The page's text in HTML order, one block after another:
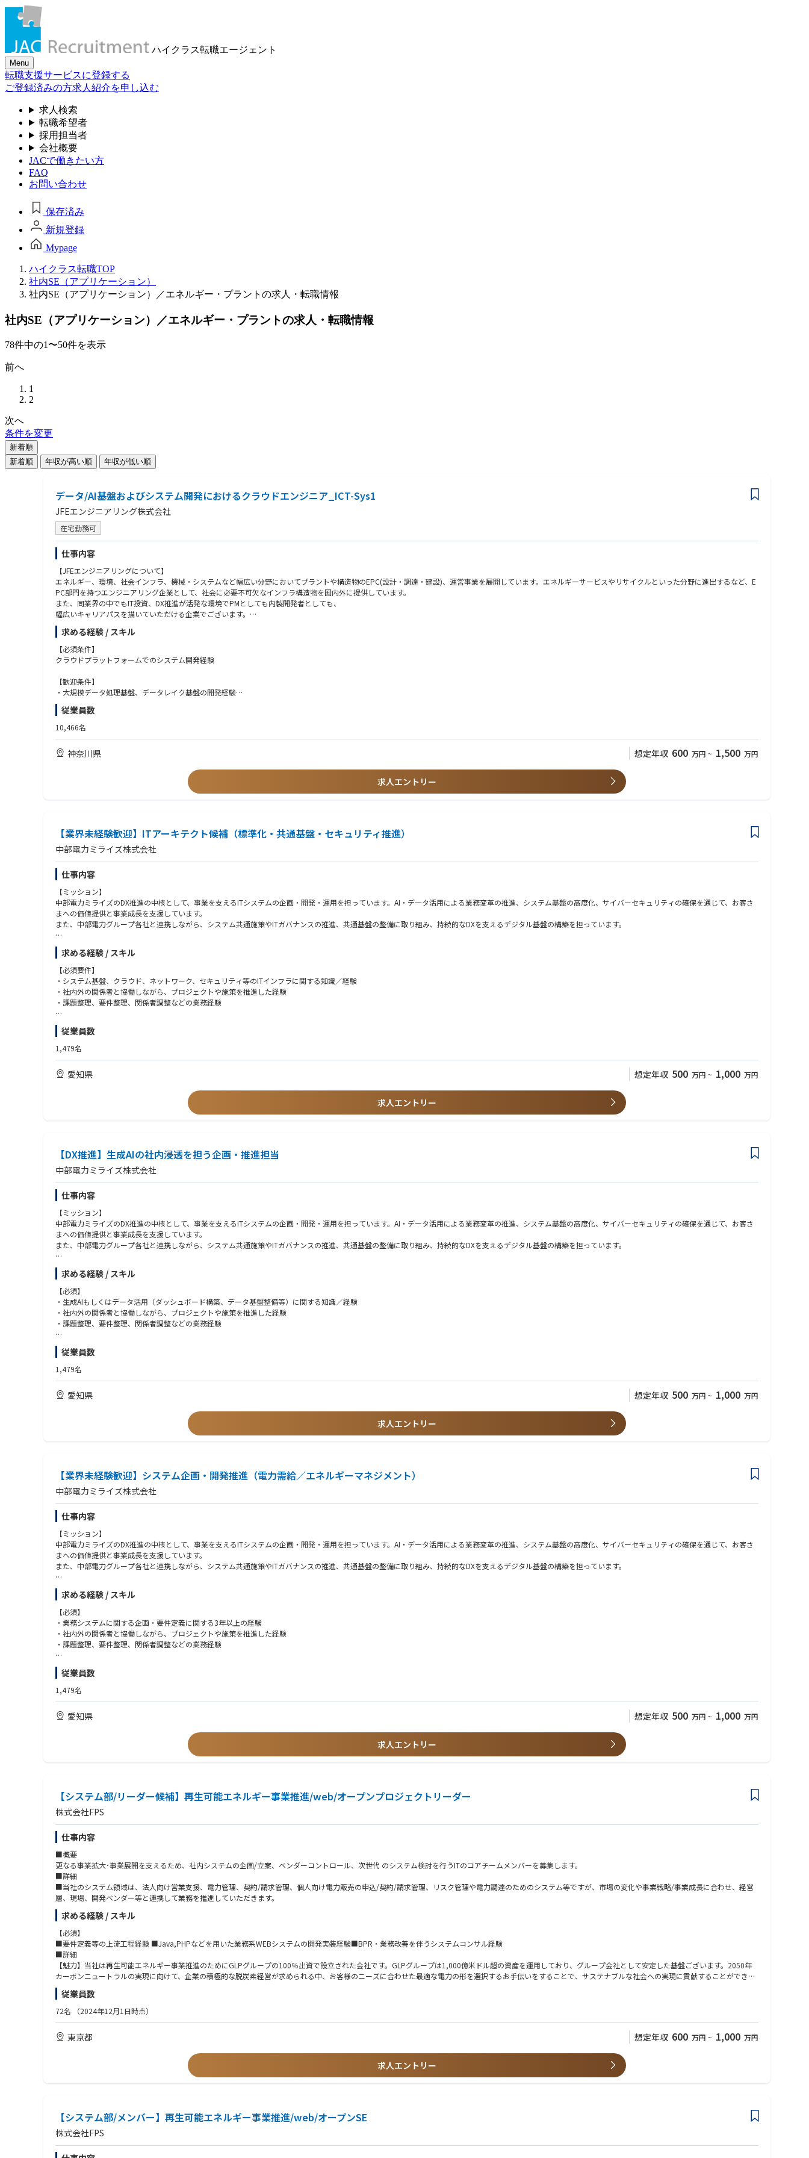
ハイクラス転職エージェント
Menu
転職支援サービスに登録する
ご登録済みの方求人紹介を申し込む
求人検索
転職希望者
採用担当者
会社概要
JACで働きたい方
FAQ
お問い合わせ
保存済み
新規登録
Mypage
ハイクラス転職TOP
社内SE（アプリケーション）
社内SE（アプリケーション）／エネルギー・プラントの求人・転職情報
社内SE（アプリケーション）／エネルギー・プラントの求人・転職情報
78件中の1〜50件を表示
前へ
1
2
次へ
条件を変更
新着順
新着順
年収が高い順 年収が低い順
データ/AI基盤およびシステム開発におけるクラウドエンジニア_ICT-Sys1
JFEエンジニアリング株式会社
在宅勤務可
仕事内容
【JFEエンジニアリングについて】
エネルギー、環境、社会インフラ、機械・システムなど幅広い分野においてプラントや構造物のEPC(設計・調達・建設)、運営事業を展開しています。エネルギーサービスやリサイクルといった分野に進出するなど、E
PC部門を持つエンジニアリング企業として、社会に必要不可欠なインフラ構造物を国内外に提供しています。
また、同業界の中でもIT投資、DX推進が活発な環境でPMとしても内製開発者としても、
幅広いキャリアパスを描いていただける企業でございます。
【配属部署】
DX本部 DX＆ICTセンター データプラットフォーム開発部 Pla'cello開発室
DX施策に係る、クラウドベースのデータ基盤・生成AI基盤、周辺システムの設計から実装、運用までを担当。最新クラウド技術を駆使し、ビジネス価値創出をサポートするプラットフォーム構築に挑戦する部門です。
技術者
※ご経験等を鑑み、入社時の役割は決定いたします。
全社向け統合データ基盤システムの立ち上げに向けた開発（企画、設計、PM、実装）に従事いただきます。
具体的には、以下業務をご担当いただきます。
②データ基盤構築とガバナンス設計
・最適なデータ基盤サービスの選定・評価
・社内システムのデータ統合に向けた設計・実装
・データ統合のための内製開発
・セキュリティポリシーに準拠したアクセス制御設計
③ビジネス課題解決
・社内業務プロセス改革チームとの協業
・各部署でのユースケース発掘
・発掘したユースケースの実現に向けた技術支援
【仕事の進め方】
・外部ベンダと協業しながら、自らも手を動かして開発を推進
・アジャイル開発手法を採用し、スピーディな開発
・複数人の社員メンバーとチームで開発を進行
【キャリアパス】
・開発のスペシャリストとして専門性を高めるキャリア
・PMとして経験を積み、プロジェクトマネジメントを担うキャリア
・マネージャーとして組織貢献するキャリア など、多様なキャリアパスを用意
【業務のやりがい】
全社DX推進の中核を担うシステムの立ち上げフェーズから参画し、構築・推進までの一連の経験を積むことができます。
また、中長期ビジョンにおける注目度の高いプロジェクトを牽引し、事業効率化に直結する重要な取り組みに貢献することができます。
■JFEエンジニアリングが丸ごとわかる「360°JFEエンジニアリング」
https://www.jfe-eng.co.jp/360_jfe_engineering/
求める経験 / スキル
【必須条件】
クラウドプラットフォームでのシステム開発経験
【歓迎条件】
・大規模データ処理基盤、データレイク基盤の開発経験
・ユーザーとの対話による要件定義経験
・バックエンドAPI開発経験
・フロントエンドSPA開発経験
・CI/CD による自動化経験
・情報処理技術者資格
・新しい技術やサービスに対して強い好奇心を持ち、自ら学び続けられる方
従業員数
10,466名
神奈川県 想定年収 600 万円 ~ 1,500 万円
求人エントリー
【業界未経験歓迎】ITアーキテクト候補（標準化・共通基盤・セキュリティ推進）
中部電力ミライズ株式会社
仕事内容
【ミッション】
中部電力ミライズのDX推進の中核として、事業を支えるITシステムの企画・開発・運用を担っています。AI・データ活用による業務変革の推進、システム基盤の高度化、サイバーセキュリティの確保を通じて、お客さ
まへの価値提供と事業成長を支援しています。
また、中部電力グループ各社と連携しながら、システム共通施策やITガバナンスの推進、共通基盤の整備に取り組み、持続的なDXを支えるデジタル基盤の構築を担っています。
【業務概要】
・ITアーキテクチャの標準化推進、支援に関する業務
・サイバーセキュリティに関する業務
・ITシステムの企画、開発、運用、保守に関する業務
・その他会社の命ずる業務
【業務詳細】
中部電力ミライズのDX推進を支えるITシステムにおいて、グループ標準アーキテクチャの展開やシステム共通施策の推進を通じて、開発・運用の生産性向上、コスト最適化、レジリエンス強化を実現していただきま
す。
また、サーバー・ネットワーク・クラウドなどの知見を活かしながら、システム基盤に関するセキュリティ対策の企画・推進、脆弱性対応、リスク管理、運用ルール整備にも携わっていただきます。
入社後は、ご経験や適性に応じて、標準化・共通施策推進またはセキュリティ領域からお任せするため、入社時点で全ての経験は必要ありません。
今後、インフラやシステム基盤の経験を活かし、ITアーキテクトやセキュリティ企画など、より上流・横断的な役割へステップアップしたい方を歓迎します。
テクニカル領域などへキャリアを広げていくことが可能です。
■注意事項
中部電力株式会社の当該求人へ応募いただくと、応募書類（履歴書、職務経歴書、推薦書等）に関して以下中部電力グループ3社間において共有させていただく場合があります。
＜対象となる中部電力グループ３社＞
・中部電力株式会社
・中部電力ミライズ株式会社
・中部電力パワーグリッド株式会社
求める経験 / スキル
【必須要件】​
・システム基盤、クラウド、ネットワーク、セキュリティ等のITインフラに関する知識／経験
・社内外の関係者と協働しながら、プロジェクトや施策を推進した経験
・課題整理、要件整理、関係者調整などの業務経験
【歓迎要件】​
（経験）
・ITアーキテクチャの策定／標準化／ガバナンスに関する経験
・Azure、AWS等のクラウド環境の設計・構築・運用経験
・ITサービスマネジメント（ITSM）、構成管理等に関する経験
・サイバーセキュリティ対策、リスク管理、CSIRT運営等の経験
・大規模システム開発やプロジェクトマネジメントの経験
・CISSP
従業員数
1,479名
愛知県 想定年収 500 万円 ~ 1,000 万円
求人エントリー
【DX推進】生成AIの社内浸透を担う企画・推進担当
中部電力ミライズ株式会社
仕事内容
【ミッション】
中部電力ミライズのDX推進の中核として、事業を支えるITシステムの企画・開発・運用を担っています。AI・データ活用による業務変革の推進、システム基盤の高度化、サイバーセキュリティの確保を通じて、お客さ
まへの価値提供と事業成長を支援しています。
また、中部電力グループ各社と連携しながら、システム共通施策やITガバナンスの推進、共通基盤の整備に取り組み、持続的なDXを支えるデジタル基盤の構築を担っています。
【業務概要】
・AI活用推進に関する業務
・データ活用推進およびデータ基盤整備に関する業務
・ITシステムの企画、開発、運用、保守に関する業務
・その他会社の命ずる業務
【業務詳細】
本ポジションは、AI・データ活用に関する施策立案・実行（事例創出の支援、トレーニング開催、イベント企画、運用体制構築、データ基盤整備 等）を担当いただきます。
中部電力グループ会社およびITベンダー・コンサルと各部門の両面と伴走しながら業務課題や業務フローを整理し、「どこでAIを使えば業務が変わるのか」を考え、事例創出から社内浸透、運用定着までをリードする
役割です。
将来的には部門内ローテーションを通じて、DXに関わる戦略策定や、ITシステムの企画・開発・運用・保守など、幅広い業務に携わっていただくことを想定しています。
将来的には、ミライズのシステム部門を支える中核人財として、ミライズのＤＸ戦略策定、プロジェクトマネージャー、ＩＴコンサルタント、アプリケーションスペシャリスト、テクニカルスペシャリストのいずれか
■注意事項
中部電力株式会社の当該求人へ応募いただくと、応募書類（履歴書、職務経歴書、推薦書等）に関して以下中部電力グループ3社間において共有させていただく場合があります。
＜対象となる中部電力グループ３社＞
・中部電力株式会社
・中部電力パワーグリッド株式会社
求める経験 / スキル
【必須】​
・生成AIもしくはデータ活用（ダッシュボード構築、データ基盤整備等）に関する知識／経験
・社内外の関係者と協働しながら、プロジェクトや施策を推進した経験
・課題整理、要件整理、関係者調整などの業務経験
【歓迎】​
・Copilot、Tableau、Microsoft Foundry、AWSに関する知識／経験
・事業会社におけるAI活用もしくはデータ活用の社内浸透や組織文化醸成に関する経験
・データ基盤の刷新・再開発に関する経験
従業員数
1,479名
愛知県 想定年収 500 万円 ~ 1,000 万円
求人エントリー
【業界未経験歓迎】システム企画・開発推進（電力需給／エネルギーマネジメント）
中部電力ミライズ株式会社
仕事内容
【ミッション】
中部電力ミライズのDX推進の中核として、事業を支えるITシステムの企画・開発・運用を担っています。AI・データ活用による業務変革の推進、システム基盤の高度化、サイバーセキュリティの確保を通じて、お客さ
まへの価値提供と事業成長を支援しています。
また、中部電力グループ各社と連携しながら、システム共通施策やITガバナンスの推進、共通基盤の整備に取り組み、持続的なDXを支えるデジタル基盤の構築を担っています。
【業務概要】
・電力調達／需給管理を支えるシステムの企画、開発、運用、保守に関する業務
・カーボンニュートラル関連サービスを支えるシステムの企画、開発、運用、保守に関する業務
・エネルギーマネジメントシステムの企画、開発、運用、保守に関する業務
・その他業務領域を支えるITシステムの企画、開発、運用、保守に関する業務
・その他会社の命ずる業務
中部電力ミライズのDX推進の一翼を担い、電力調達／需給管理、エネルギーマネジメント、カーボンニュートラル関連サービスを支えるITシステムの企画・開発・運用・保守に携わっていただきます。 エネルギー業界
は今、再生可能エネルギーの拡大や市場環境の変化を背景に、大きな変革期を迎えています。
本ポジションでは、事業部門やグループ会社、ITベンダーと連携しながら、事業課題をシステム要件に落とし込み、開発や運用改善を推進していく役割を担います。 これまでの開発経験を活かしつつ、要件整理や関係
DR、蓄電池、再エネ活用など、社会的意義の大きいテーマに関わりながら、将来的には幅広い事業領域のITを支える中核人財として成長いただくことを期待しています。
将来的には、ミライズのシステム部門を支える中核人財として、ミライズのＤＸ戦略策定、プロジェクトマネージャー、ＩＴコンサルタント、アプリケーションスペシャリスト、テクニカルスペシャリストのいずれか
■注意事項
中部電力株式会社の当該求人へ応募いただくと、応募書類（履歴書、職務経歴書、推薦書等）に関して以下中部電力グループ3社間において共有させていただく場合があります。
＜対象となる中部電力グループ３社＞
・中部電力株式会社
・中部電力パワーグリッド株式会社
求める経験 / スキル
【必須】​
・業務システムに関する企画・要件定義に関する3年以上の経験
・社内外の関係者と協働しながら、プロジェクトや施策を推進した経験
・課題整理、要件整理、関係者調整などの業務経験
【歓迎】
・エネルギー業界における業務経験
・電力需給管理、電力市場取引、再生可能エネルギー、DR、VPP等に関する知識、経験
・大規模システム開発またはプロジェクトマネジメント経験
・データ分析基盤、AI活用、データ利活用に関する経験
・応用情報技術者 ・プロジェクトマネージャ ・ITストラテジスト ・PMP
従業員数
1,479名
愛知県 想定年収 500 万円 ~ 1,000 万円
求人エントリー
【システム部/リーダー候補】再生可能エネルギー事業推進/web/オープンプロジェクトリーダー
株式会社FPS
仕事内容
■概要
更なる事業拡大･事業展開を支えるため、社内システムの企画/立案、ベンダーコントロール、次世代 のシステム検討を行うITのコアチームメンバーを募集します。
■詳細
■当社のシステム領域は、法人向け営業支援、電力管理、契約/請求管理、個人向け電力販売の申込/契約/請求管理、リスク管理や電力調達のためのシステム等ですが、市場の変化や事業戦略/事業成長に合わせ、経営
層、現場、開発ベンダー等と連携して業務を推進していただきます。
求める経験 / スキル
【必須】
■要件定義等の上流工程経験 ■Java,PHPなどを用いた業務系WEBシステムの開発実装経験■BPR・業務改善を伴うシステムコンサル経験
■詳細
【魅力】当社は再生可能エネルギー事業推進のためにGLPグループの100％出資で設立された会社です。GLPグループは1,000億米ドル超の資産を運用しており、グループ会社として安定した基盤ございます。2050年
カーボンニュートラルの実現に向けて、企業の積極的な脱炭素経営が求められる中、お客様のニーズに合わせた最適な電力の形を選択するお手伝いをすることで、サステナブルな社会への実現に貢献することができま
す。
従業員数
72名 （2024年12月1日時点）
東京都 想定年収 600 万円 ~ 1,000 万円
求人エントリー
【システム部/メンバー】再生可能エネルギー事業推進/web/オープンSE
株式会社FPS